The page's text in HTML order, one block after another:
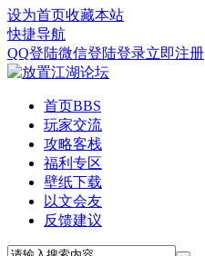
设为首页收藏本站
快捷导航
QQ登陆微信登陆登录立即注册
首页BBS
玩家交流
攻略客栈
福利专区
壁纸下载
以文会友
反馈建议